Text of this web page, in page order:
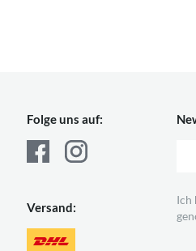
Folge uns auf:
Versand:
Ich